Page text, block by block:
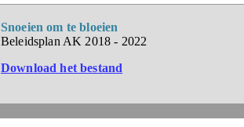
Snoeien om te bloeien
Beleidsplan AK 2018 - 2022
Download het bestand